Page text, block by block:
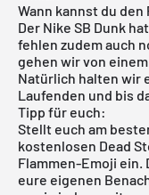
Wann kannst du den
Der Nike SB Dunk
fehlen zudem auch
gehen wir von
Natürlich halten wir
Laufenden und bis
Tipp für euch:
Stellt euch am
kostenlosen Dead
Flammen-Emoji ein.
eure eigenen